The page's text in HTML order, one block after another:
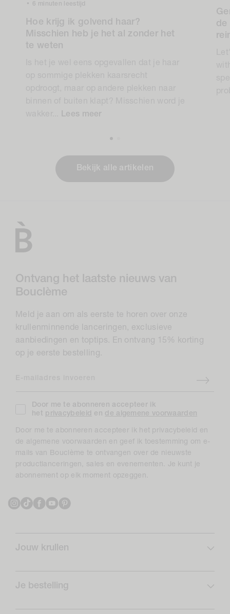
• 6 minuten leestijd
Hoe krijg ik golvend haar?
Misschien heb je het al zonder het
te weten
Lees meer
de
Bekijk alle artikelen
Ontvang het laatste nieuws van
Bouclème
Meld je aan om als eerste te horen over onze
krullenminnende lanceringen, exclusieve
aanbiedingen en toptips. En ontvang 15% korting
op je eerste bestelling.
Door me te abonneren accepteer ik
het privacybeleid en de algemene voorwaarden
Door me te abonneren accepteer ik het privacybeleid en
de algemene voorwaarden en geef ik toestemming om e-
mails van Bouclème te ontvangen over de nieuwste
productlanceringen, sales en evenementen. Je kunt je
abonnement op elk moment opzeggen.
Instagram
TikTokFacebook
YouTube
Jouw krullen
Krulprofiel
Curlcare
Krullen Routines
Je bestelling
Veelgestelde vragen